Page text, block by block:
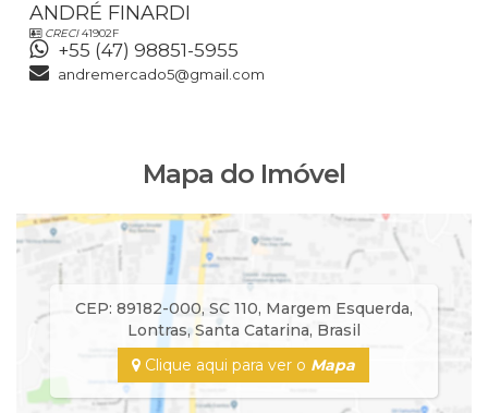
ANDRÉ FINARDI
CRECI41902F
+55 (47) 98851-5955
andremercado5@gmail.com
Mapa do Imóvel
CEP: 89182-000, SC 110, Margem Esquerda,
Lontras,Santa Catarina, Brasil
Clique aqui para ver o Mapa